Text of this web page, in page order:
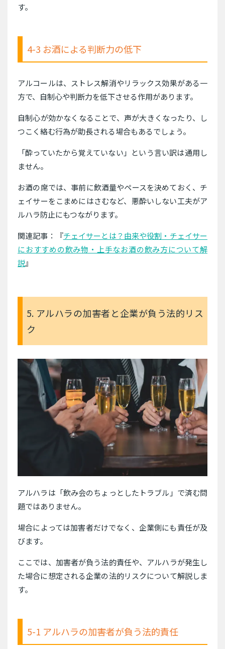
す。
4-3 お酒による判断力の低下
アルコールは、ストレス解消やリラックス効果がある一
方で、自制心や判断力を低下させる作用があります。
自制心が効かなくなることで、声が大きくなったり、し
つこく絡む行為が助長される場合もあるでしょう。
「酔っていたから覚えていない」という言い訳は通用し
ません。
お酒の席では、事前に飲酒量やペースを決めておく、チ
ェイサーをこまめにはさむなど、悪酔いしない工夫がア
ルハラ防止にもつながります。
関連記事：『チェイサーとは？由来や役割・チェイサー
におすすめの飲み物・上手なお酒の飲み方について解
説』
5. アルハラの加害者と企業が負う法的リス
ク
アルハラは「飲み会のちょっとしたトラブル」で済む問
題ではありません。
場合によっては加害者だけでなく、企業側にも責任が及
びます。
ここでは、加害者が負う法的責任や、アルハラが発生し
た場合に想定される企業の法的リスクについて解説しま
す。
5-1 アルハラの加害者が負う法的責任